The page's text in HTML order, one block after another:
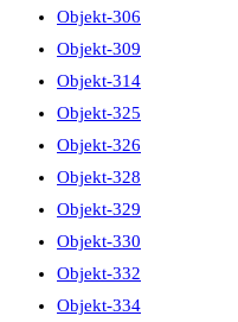
Objekt-306
Objekt-309
Objekt-314
Objekt-325
Objekt-326
Objekt-328
Objekt-329
Objekt-330
Objekt-332
Objekt-334